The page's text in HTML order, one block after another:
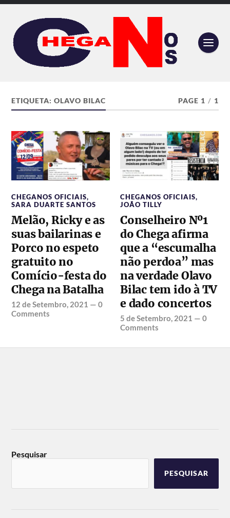
ETIQUETA:OLAVO BILAC PAGE 1 / 1
CHEGANOS OFICIAIS,
SARA DUARTE SANTOS
Melão, Ricky e as
suas bailarinas e
Porco no espeto
gratuito no
Comício-festa do
Chega na Batalha
12 de Setembro, 2021 —0
Comments
CHEGANOS OFICIAIS,
JOÃO TILLY
Conselheiro Nº1
do Chega afirma
que a “escumalha
não perdoa” mas
na verdade Olavo
Bilac tem ido à TV
e dado concertos
5 de Setembro, 2021 —0
Comments
Pesquisar
PESQUISAR